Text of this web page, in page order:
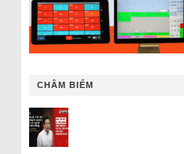
CHÂM BIẾM